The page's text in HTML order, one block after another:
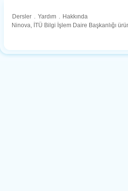
Dersler . Yardım . Hakkında
Ninova, İTÜ Bilgi İşlem Daire Başkanlığı